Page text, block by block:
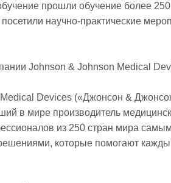
прошли обучение более
научно-практические
Johnson & Johnson Medical
Devices («Джонсон &
в мире производитель
из 250 стран мира
которые помогают